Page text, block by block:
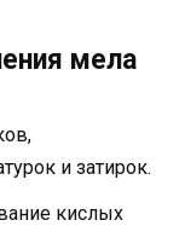
мела
и затирок.
кислых